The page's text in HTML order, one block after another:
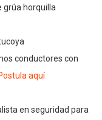
grúa horquilla
conductores con
aquí
en seguridad para